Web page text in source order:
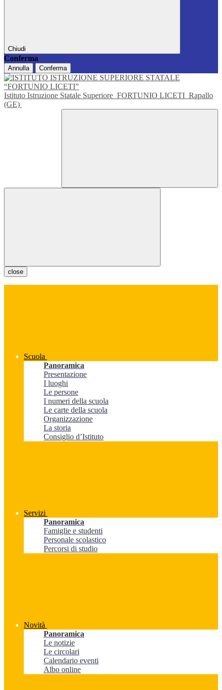
Chiudi
Conferma
Annulla Conferma
Istituto Istruzione Statale Superiore FORTUNIO LICETI Rapallo
(GE)
close
Scuola
Panoramica
Presentazione
I luoghi
Le persone
I numeri della scuola
Le carte della scuola
Organizzazione
La storia
Consiglio d’Istituto
Servizi
Panoramica
Famiglie e studenti
Personale scolastico
Percorsi di studio
Novità
Panoramica
Le notizie
Le circolari
Calendario eventi
Albo online